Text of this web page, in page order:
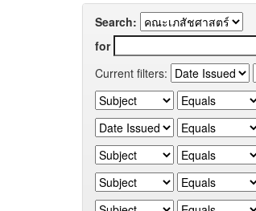
Search:
for
Current filters: